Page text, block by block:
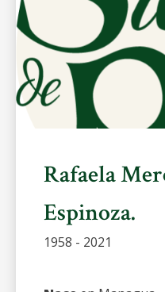
Rafaela
Espinoza.
1958 - 2021